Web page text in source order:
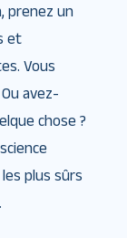
prenez un
et
Vous
avez-
chose ?
plus sûrs